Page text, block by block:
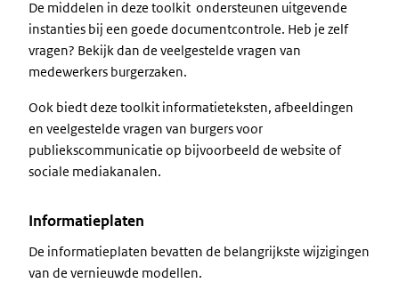
De middelen in deze toolkit ondersteunen uitgevende
instanties bij een goede documentcontrole. Heb je zelf
vragen? Bekijk dan de veelgestelde vragen van
medewerkers burgerzaken.
Ook biedt deze toolkit informatieteksten, afbeeldingen
en veelgestelde vragen van burgers voor
publiekscommunicatie op bijvoorbeeld de website of
sociale mediakanalen.
Informatieplaten
De informatieplaten bevatten de belangrijkste wijzigingen
van de vernieuwde modellen.